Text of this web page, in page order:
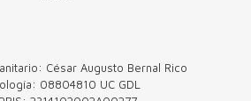
César Augusto Bernal Rico
08804810 UC GDL